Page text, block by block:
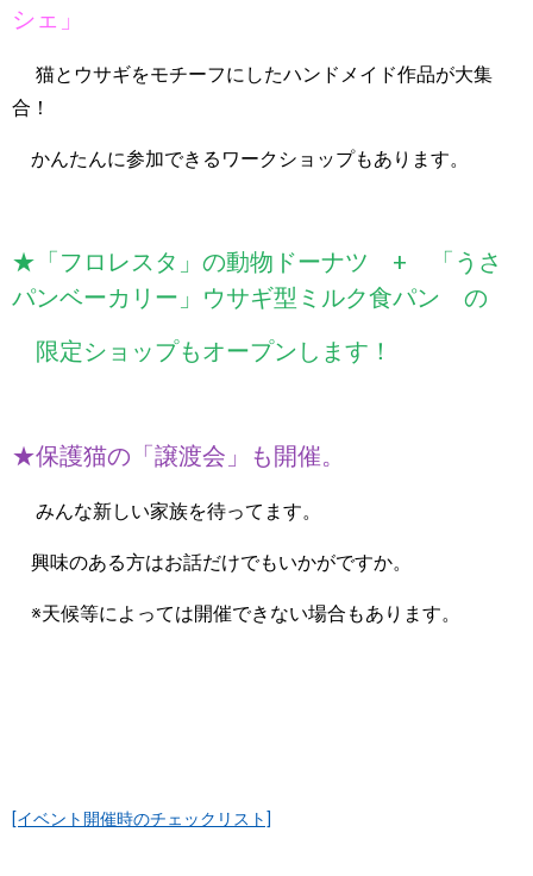
シェ」
猫とウサギをモチーフにしたハンドメイド作品が大集
合！
かんたんに参加できるワークショップもあります。
★「フロレスタ」の動物ドーナツ + 「うさ
パンベーカリー」ウサギ型ミルク食パン の
限定ショップもオープンします！
★保護猫の「譲渡会」も開催。
みんな新しい家族を待ってます。
興味のある方はお話だけでもいかがですか。
※天候等によっては開催できない場合もあります。
[イベント開催時のチェックリスト]